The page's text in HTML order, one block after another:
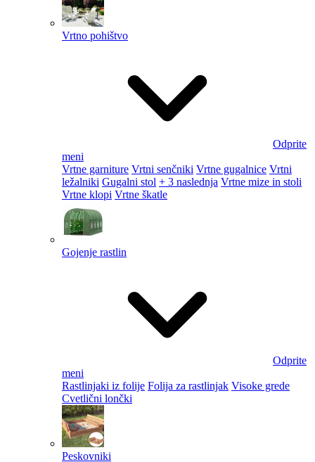
Vrtno pohištvo
Odprite
meni
Vrtne garniture Vrtni senčniki Vrtne gugalnice Vrtni
ležalniki Gugalni stol + 3 naslednja Vrtne mize in stoli
Vrtne klopi Vrtne škatle
Gojenje rastlin
Odprite
meni
Rastlinjaki iz folije Folija za rastlinjak Visoke grede
Cvetlični lončki
Peskovniki